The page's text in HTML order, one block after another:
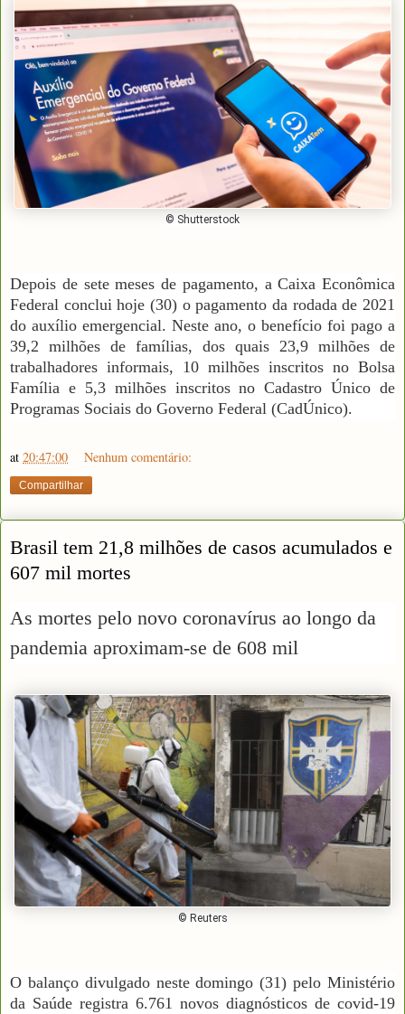
© Shutterstock
Depois de sete meses de pagamento, a Caixa Econômica
Federal concluihoje (30) o pagamento da rodada de 2021
do auxílio emergencial. Neste ano, o benefício foi pago a
39,2 milhões de famílias, dos quais 23,9 milhões de
trabalhadores informais, 10 milhões inscritos no Bolsa
Família e 5,3 milhões inscritos no Cadastro Único de
Programas Sociais do Governo Federal (CadÚnico).
at 20:47:00 Nenhum comentário:
Compartilhar
Brasil tem 21,8 milhões de casos acumulados e
607 mil mortes
As mortes pelo novo coronavírus ao longo da
pandemia aproximam-se de 608 mil
© Reuters
O balanço divulgado nestedomingo (31) pelo Ministério
da Saúde registra 6.761 novos diagnósticos de covid-19